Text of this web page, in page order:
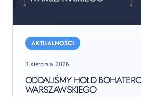
hołd
Powstania
Warszawskiego
AKTUALNOŚCI
Posted
3 sierpnia 2026
ODDALIŚMY HOŁD
WARSZAWSKIEGO